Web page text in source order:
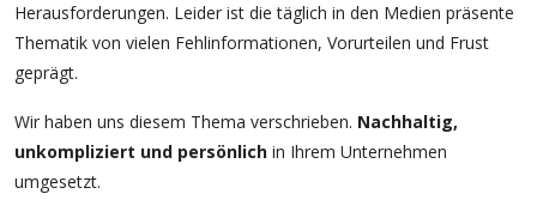
Herausforderungen. Leider ist die täglich in den Medien präsente
Thematik von vielen Fehlinformationen, Vorurteilen und Frust
geprägt.
Wir haben uns diesem Thema verschrieben. Nachhaltig,
unkompliziert und persönlich in Ihrem Unternehmen
umgesetzt.